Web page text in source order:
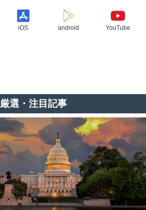
iOS android YouTube
厳選・注目記事